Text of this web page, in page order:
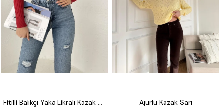
Fitilli Balıkçı Yaka Likralı Kazak Kırmızı Ajurlu Kazak Sarı